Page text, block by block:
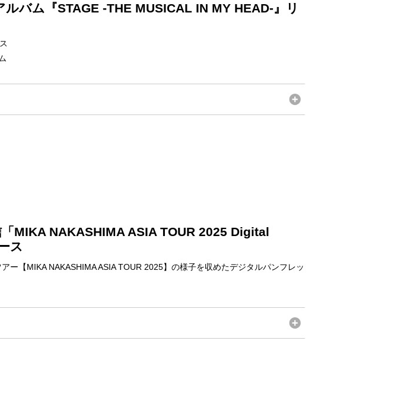
バム『STAGE -THE MUSICAL IN MY HEAD-』リ
「MIKA NAKASHIMA ASIA TOUR 2025 Digital
ス
ー【MIKA NAKASHIMA ASIA TOUR 2025】の様子を収めたデジタルパンフレッ